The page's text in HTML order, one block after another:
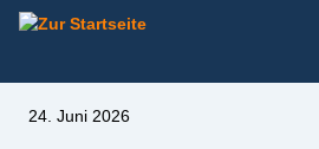
24. Juni 2026